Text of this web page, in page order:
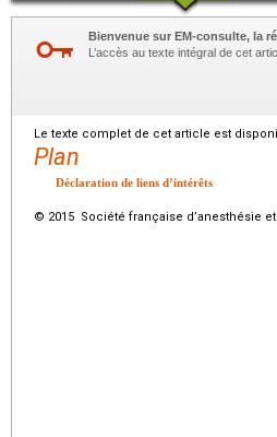
Bienvenue sur EM-consulte, la
L’accès au texte intégral de cet
Le texte complet de cet article est
Plan
Déclaration de liens d’intérêts
© 2015 Société française d’anesthésie